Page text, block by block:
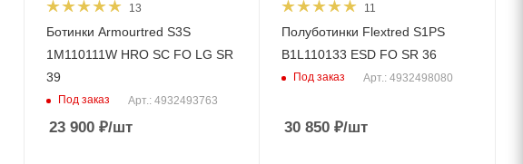
13
Ботинки Armourtred S3S
1M110111W HRO SC FO LG SR
39
Под заказ Арт.: 4932493763
23 900₽/шт
11
Полуботинки Flextred S1PS
B1L110133 ESD FO SR 36
Под заказ Арт.: 4932498080
30 850 ₽/шт